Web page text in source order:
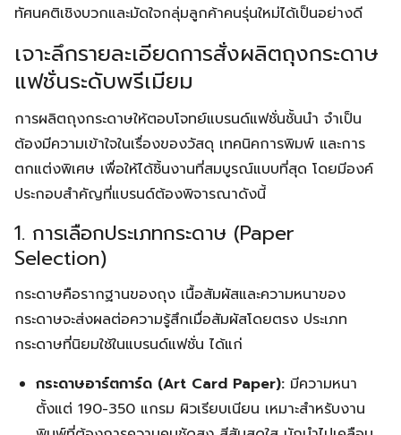
ทัศนคติเชิงบวกและมัดใจกลุ่มลูกค้าคนรุ่นใหม่ได้เป็นอย่างดี
เจาะลึกรายละเอียดการสั่งผลิตถุงกระดาษ
แฟชั่นระดับพรีเมียม
การผลิตถุงกระดาษให้ตอบโจทย์แบรนด์แฟชั่นชั้นนำ จำเป็น
ต้องมีความเข้าใจในเรื่องของวัสดุ เทคนิคการพิมพ์ และการ
ตกแต่งพิเศษ เพื่อให้ได้ชิ้นงานที่สมบูรณ์แบบที่สุด โดยมีองค์
ประกอบสำคัญที่แบรนด์ต้องพิจารณาดังนี้
1. การเลือกประเภทกระดาษ (Paper
Selection)
กระดาษคือรากฐานของถุง เนื้อสัมผัสและความหนาของ
กระดาษจะส่งผลต่อความรู้สึกเมื่อสัมผัสโดยตรง ประเภท
กระดาษที่นิยมใช้ในแบรนด์แฟชั่น ได้แก่
กระดาษอาร์ตการ์ด (Art Card Paper): มีความหนา
ตั้งแต่ 190-350 แกรม ผิวเรียบเนียน เหมาะสำหรับงาน